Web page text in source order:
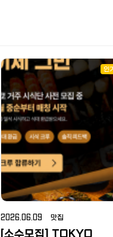
인
2026.06.09 맛집
[소수모집] TOKYO